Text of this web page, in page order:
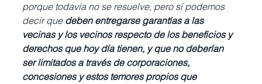
porque todavía no se resuelve, pero sí podemos
decir que deben entregarse garantías a las
vecinas y los vecinos respecto de los beneficios y
derechos que hoy día tienen, y que no deberían
ser limitados a través de corporaciones,
concesiones y estos temores propios que